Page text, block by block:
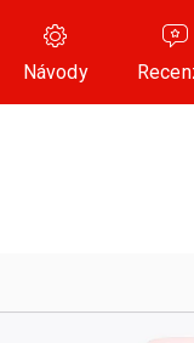
Návody